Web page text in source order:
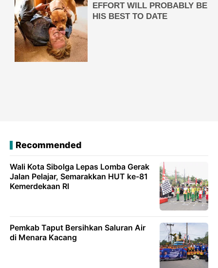
Recommended
Wali Kota Sibolga Lepas Lomba Gerak
Jalan Pelajar, Semarakkan HUT ke-81
Kemerdekaan RI
Pemkab Taput Bersihkan Saluran Air
di Menara Kacang